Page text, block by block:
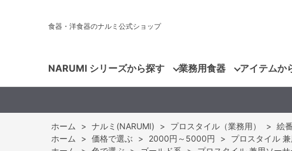
食器・洋食器のナルミ公式ショップ
NARUMI シリーズから探す 業務用食器 アイテムか
ホーム > ナルミ(NARUMI) > プロスタイル（業務用） > 絵
ホーム
> 価格で選ぶ > 2000円～5000円 >
プロスタイル